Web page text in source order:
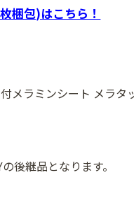
梱包)はこちら！
メラミンシート メラタ
後継品となります。